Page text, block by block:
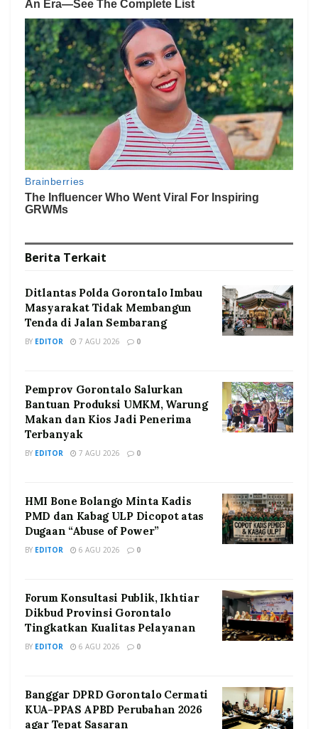
Berita Terkait
Ditlantas Polda Gorontalo Imbau
Masyarakat Tidak Membangun
Tenda di Jalan Sembarang
BY EDITOR 7 AGU 2026 0
Pemprov Gorontalo Salurkan
Bantuan Produksi UMKM, Warung
Makan dan Kios Jadi Penerima
Terbanyak
BY EDITOR 7 AGU 2026 0
HMI Bone Bolango Minta Kadis
PMD dan Kabag ULP Dicopot atas
Dugaan “Abuse of Power”
BY EDITOR 6 AGU 2026 0
Forum Konsultasi Publik, Ikhtiar
Dikbud Provinsi Gorontalo
Tingkatkan Kualitas Pelayanan
BY EDITOR 6 AGU 2026 0
Banggar DPRD Gorontalo Cermati
KUA-PPAS APBD Perubahan 2026
agar Tepat Sasaran